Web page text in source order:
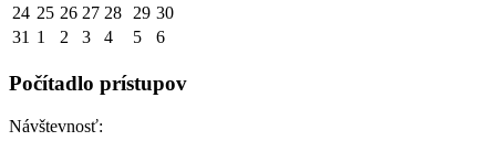
24 25 26 27 28 29 30
31 1 2 3 4 5 6
Počítadlo prístupov
Návštevnosť: